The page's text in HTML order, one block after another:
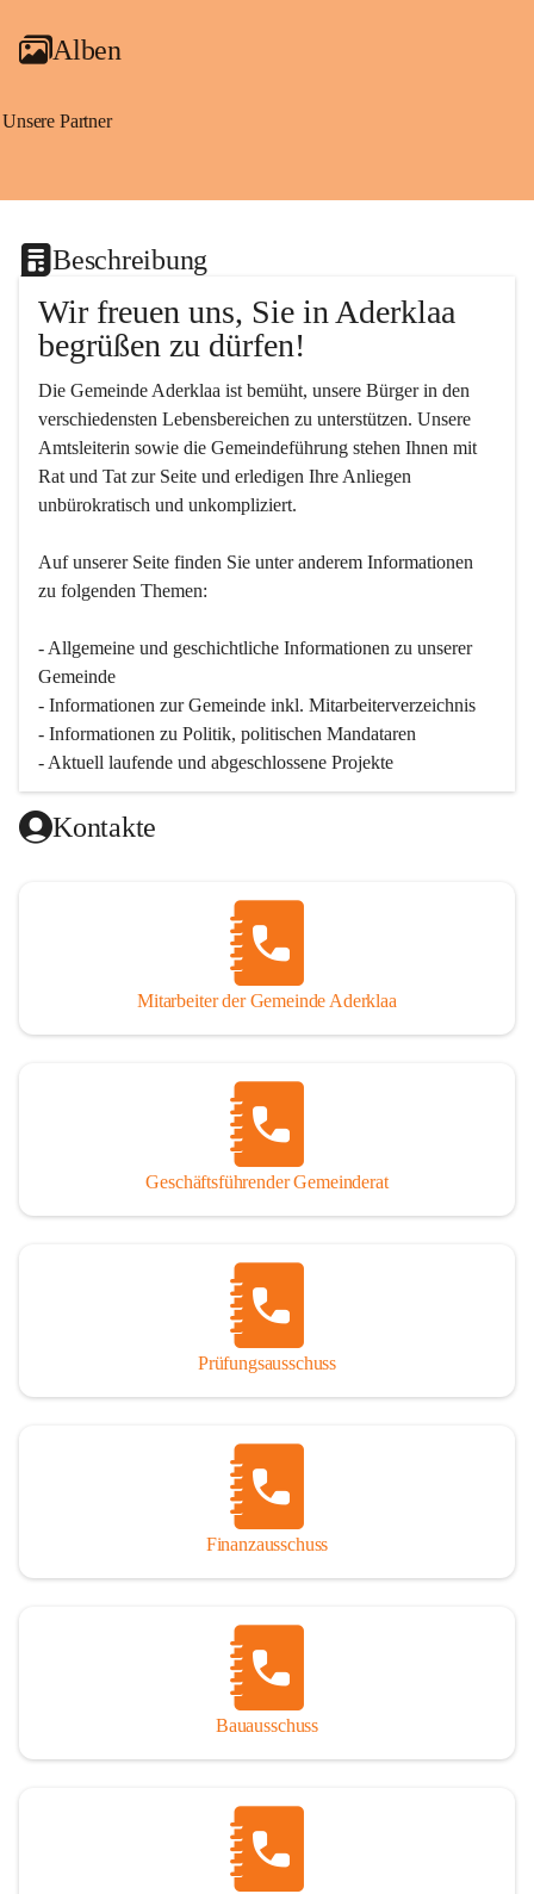
Alben
Unsere Partner
Beschreibung
Wir freuen uns, Sie in Aderklaa
begrüßen zu dürfen!
Die Gemeinde Aderklaa ist bemüht, unsere Bürger in den
verschiedensten Lebensbereichen zu unterstützen. Unsere
Amtsleiterin sowie die Gemeindeführung stehen Ihnen mit
Rat und Tat zur Seite und erledigen Ihre Anliegen
unbürokratisch und unkompliziert.
Auf unserer Seite finden Sie un­ter an­de­rem Informationen
zu folgenden Themen:
- Allgemeine und geschichtliche Informationen zu unserer
Gemeinde
- Informationen zur Gemeinde inkl. Mitarbeiterverzeichnis
- Informationen zu Politik, politischen Mandataren
- Aktuell laufende und abgeschlossene Projekte
Kontakte
Mitarbeiter der Gemeinde Aderklaa
Geschäftsführender Gemeinderat
Prüfungsausschuss
Finanzausschuss
Bauausschuss